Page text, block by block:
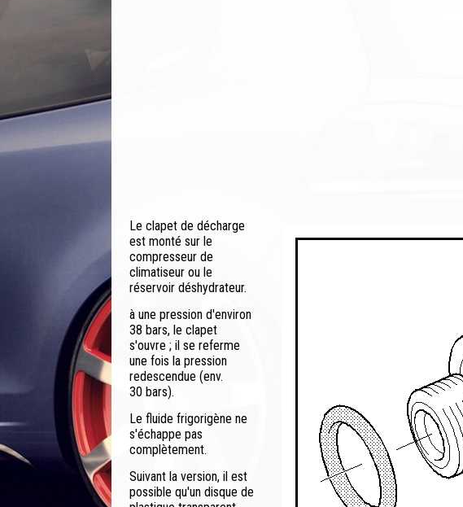
Le clapet de décharge
est monté sur le
compresseur de
climatiseur ou le
réservoir déshydrateur.
à une pression d'environ
38 bars, le clapet
s'ouvre ; il se referme
une fois la pression
redescendue (env.
30 bars).
Le fluide frigorigène ne
s'échappe pas
complètement.
Suivant la version, il est
possible qu'un disque de